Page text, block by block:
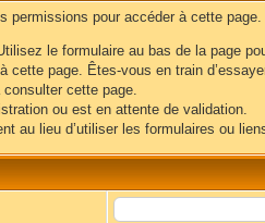
permissions pour accéder à cette
le formulaire au bas de la page
cette page. Êtes-vous en train
cette page.
ou est en attente de validation.
au lieu d’utiliser les formulaires ou